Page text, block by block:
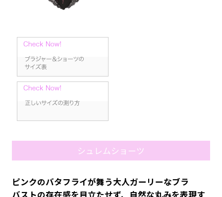
シュレムショーツ
ピンクのバタフライが舞う大人ガーリーなブラ
バストの存在感を目立たせず、自然な丸みを表現す